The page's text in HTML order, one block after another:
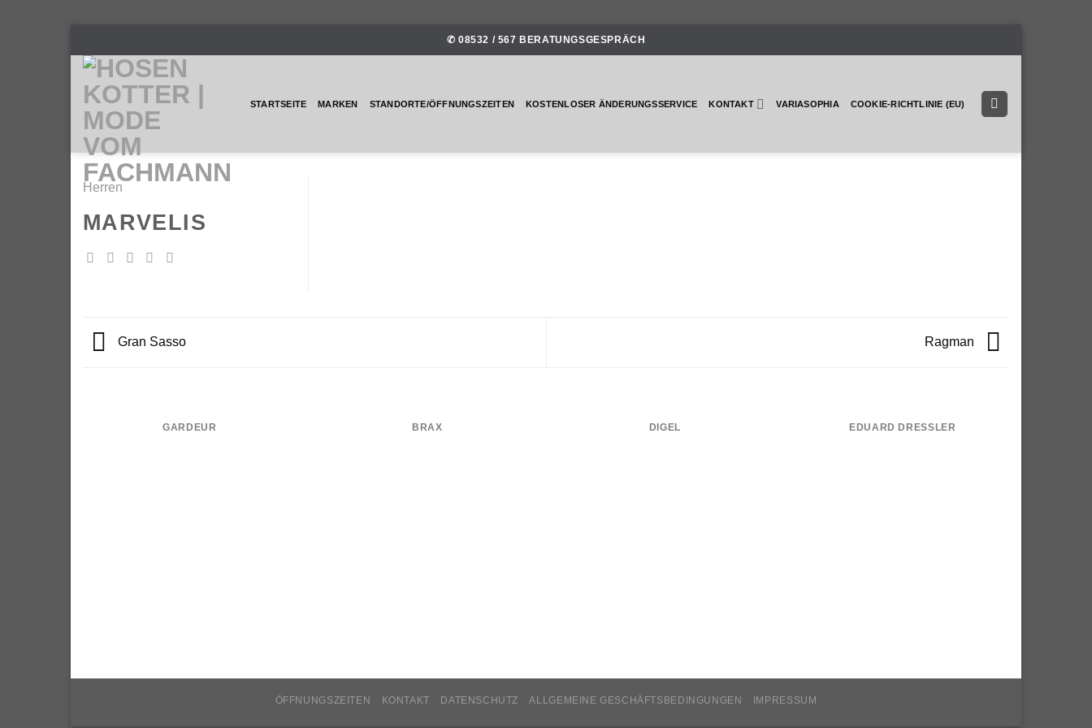
to
content
✆ 08532 / 567 BERATUNGSGESPRÄCH
STARTSEITE MARKEN STANDORTE/ÖFFNUNGSZEITEN KOSTENLOSER ÄNDERUNGSSERVICE KONTAKT VARIASOPHIA COOKIE-RICHTLINIE (EU)
Herren
MARVELIS
Gran Sasso Ragman
GARDEUR BRAX DIGEL EDUARD DRESSLER
ÖFFNUNGSZEITEN KONTAKT DATENSCHUTZ ALLGEMEINE GESCHÄFTSBEDINGUNGEN IMPRESSUM